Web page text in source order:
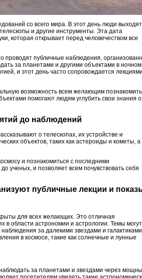
со всего мира. В этот день люди
и другие инструменты. Эта дата
которая открывает перед человечеством все
проводят публичные наблюдения,
за планетами и другими объектами в ночном
и этот день часто сопровождается
возможность всем желающим
помогают людям углубить свои знания о
до наблюдений
о телескопах, их устройстве и
объектов, таких как астероиды и кометы, а
и познакомиться с последними
ученых, и позволяет всем почувствовать себя
публичные лекции и
для всех желающих. Это отличная
в области астрономии и астрологии. Темы могут
за далекими звездами и
в космосе, такие как солнечные и лунные
за планетами и звездами через